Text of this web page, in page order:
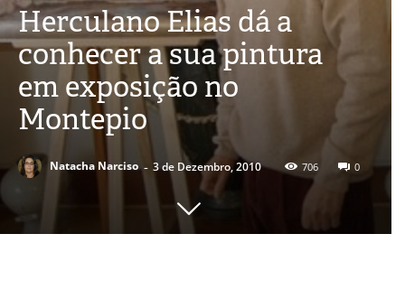
Herculano Elias dá a
conhecer a sua pintura
em exposição no
Montepio
Natacha Narciso - 3 de Dezembro, 2010 706 0